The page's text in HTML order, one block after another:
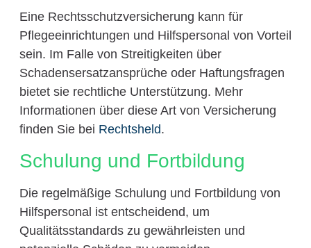
Eine Rechtsschutzversicherung kann für
Pflegeeinrichtungen und Hilfspersonal von Vorteil
sein. Im Falle von Streitigkeiten über
Schadensersatzansprüche oder Haftungsfragen
bietet sie rechtliche Unterstützung. Mehr
Informationen über diese Art von Versicherung
finden Sie bei Rechtsheld.
Schulung und Fortbildung
Die regelmäßige Schulung und Fortbildung von
Hilfspersonal ist entscheidend, um
Qualitätsstandards zu gewährleisten und